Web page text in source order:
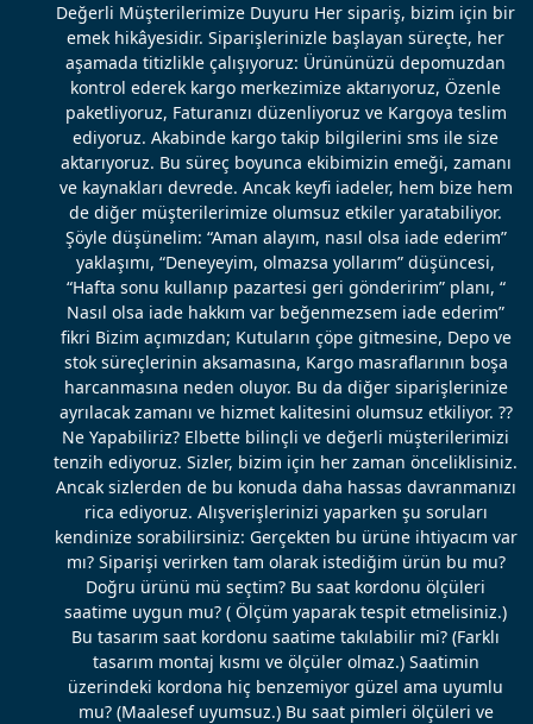
Değerli Müşterilerimize Duyuru Her sipariş, bizim için bir
emek hikâyesidir. Siparişlerinizle başlayan süreçte, her
aşamada titizlikle çalışıyoruz: Ürününüzü depomuzdan
kontrol ederek kargo merkezimize aktarıyoruz, Özenle
paketliyoruz, Faturanızı düzenliyoruz ve Kargoya teslim
ediyoruz. Akabinde kargo takip bilgilerini sms ile size
aktarıyoruz. Bu süreç boyunca ekibimizin emeği, zamanı
ve kaynakları devrede. Ancak keyfi iadeler, hem bize hem
de diğer müşterilerimize olumsuz etkiler yaratabiliyor.
Şöyle düşünelim: “Aman alayım, nasıl olsa iade ederim”
yaklaşımı, “Deneyeyim, olmazsa yollarım” düşüncesi,
“Hafta sonu kullanıp pazartesi geri gönderirim” planı, “
Nasıl olsa iade hakkım var beğenmezsem iade ederim”
fikri Bizim açımızdan; Kutuların çöpe gitmesine, Depo ve
stok süreçlerinin aksamasına, Kargo masraflarının boşa
harcanmasına neden oluyor. Bu da diğer siparişlerinize
ayrılacak zamanı ve hizmet kalitesini olumsuz etkiliyor. ??
Ne Yapabiliriz? Elbette bilinçli ve değerli müşterilerimizi
tenzih ediyoruz. Sizler, bizim için her zaman önceliklisiniz.
Ancak sizlerden de bu konuda daha hassas davranmanızı
rica ediyoruz. Alışverişlerinizi yaparken şu soruları
kendinize sorabilirsiniz: Gerçekten bu ürüne ihtiyacım var
mı? Siparişi verirken tam olarak istediğim ürün bu mu?
Doğru ürünü mü seçtim? Bu saat kordonu ölçüleri
saatime uygun mu? ( Ölçüm yaparak tespit etmelisiniz.)
Bu tasarım saat kordonu saatime takılabilir mi? (Farklı
tasarım montaj kısmı ve ölçüler olmaz.) Saatimin
üzerindeki kordona hiç benzemiyor güzel ama uyumlu
mu? (Maalesef uyumsuz.) Bu saat pimleri ölçüleri ve